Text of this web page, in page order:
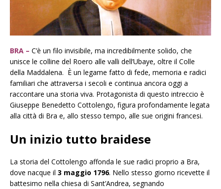
BRA – C’è un filo invisibile, ma incredibilmente solido, che
unisce le colline del Roero alle valli dell’Ubaye, oltre il Colle
della Maddalena. È un legame fatto di fede, memoria e radici
familiari che attraversa i secoli e continua ancora oggi a
raccontare una storia viva. Protagonista di questo intreccio è
Giuseppe Benedetto Cottolengo, figura profondamente legata
alla città di Bra e, allo stesso tempo, alle sue origini francesi.
Un inizio tutto braidese
La storia del Cottolengo affonda le sue radici proprio a Bra,
dove nacque il 3 maggio 1796. Nello stesso giorno ricevette il
battesimo nella chiesa di Sant’Andrea, segnando